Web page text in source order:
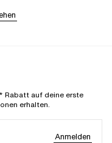
Rabatt auf deine erste
erhalten.
Anmelden